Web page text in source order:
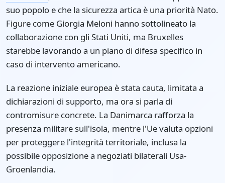
suo popolo e che la sicurezza artica è una priorità Nato.
Figure come Giorgia Meloni hanno sottolineato la
collaborazione con gli Stati Uniti, ma Bruxelles
starebbe lavorando a un piano di difesa specifico in
caso di intervento americano.
La reazione iniziale europea è stata cauta, limitata a
dichiarazioni di supporto, ma ora si parla di
contromisure concrete. La Danimarca rafforza la
presenza militare sull'isola, mentre l'Ue valuta opzioni
per proteggere l'integrità territoriale, inclusa la
possibile opposizione a negoziati bilaterali Usa-
Groenlandia.